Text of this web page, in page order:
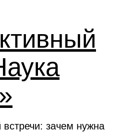
зачем нужна